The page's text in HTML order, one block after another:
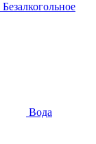
Безалкогольное
Вода